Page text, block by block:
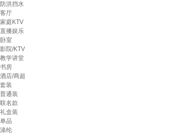
防洪挡水
客厅
家庭KTV
直播娱乐
卧室
影院/KTV
教学讲堂
书房
酒店/商超
套装
普通装
联名款
礼盒装
单品
涤纶